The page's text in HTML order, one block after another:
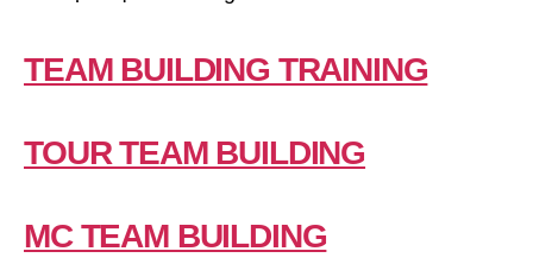
TEAM BUILDING TRAINING
TOUR TEAM BUILDING
MC TEAM BUILDING